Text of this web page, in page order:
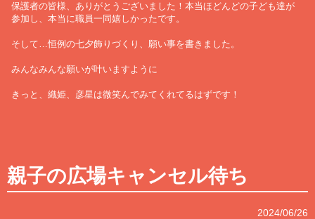
保護者の皆様、ありがとうございました！本当ほどんどの子ども達が
参加し、本当に職員一同嬉しかったです。
そして…恒例の七夕飾りづくり、願い事を書きました。
みんなみんな願いが叶いますように
きっと、織姫、彦星は微笑んでみてくれてるはずです！
親子の広場キャンセル待ち
2024/06/26